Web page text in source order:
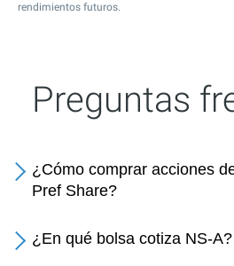
rendimientos futuros.
Preguntas
¿Cómo comprar acciones
Pref Share?
¿En qué bolsa cotiza NS-A?